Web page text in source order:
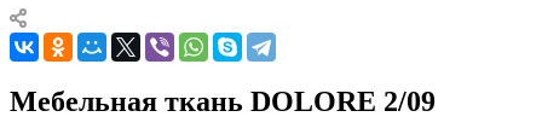
Мебельная ткань DOLORE 2/09